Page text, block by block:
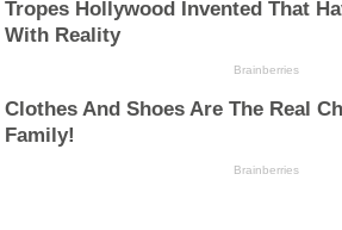
Tropes Hollywood Invented That
With Reality
Brainberries
Clothes And Shoes Are The Real
Family!
Brainberries